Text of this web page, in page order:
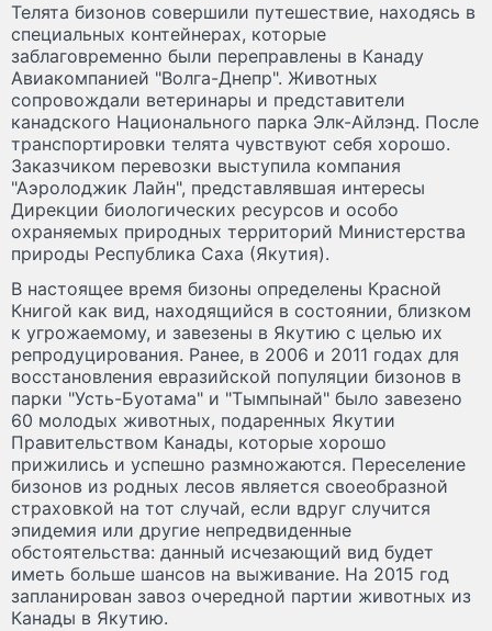
Телята бизонов совершили путешествие, находясь в
специальных контейнерах, которые
заблаговременно были переправлены в Канаду
Авиакомпанией "Волга-Днепр". Животных
сопровождали ветеринары и представители
канадского Национального парка Элк-Айлэнд. После
транспортировки телята чувствуют себя хорошо.
Заказчиком перевозки выступила компания
"Аэролоджик Лайн", представлявшая интересы
Дирекции биологических ресурсов и особо
охраняемых природных территорий Министерства
природы Республика Саха (Якутия).
В настоящее время бизоны определены Красной
Книгой как вид, находящийся в состоянии, близком
к угрожаемому, и завезены в Якутию с целью их
репродуцирования. Ранее, в 2006 и 2011 годах для
восстановления евразийской популяции бизонов в
парки "Усть-Буотама" и "Тымпынай" было завезено
60 молодых животных, подаренных Якутии
Правительством Канады, которые хорошо
прижились и успешно размножаются. Переселение
бизонов из родных лесов является своеобразной
страховкой на тот случай, если вдруг случится
эпидемия или другие непредвиденные
обстоятельства: данный исчезающий вид будет
иметь больше шансов на выживание. На 2015 год
запланирован завоз очередной партии животных из
Канады в Якутию.